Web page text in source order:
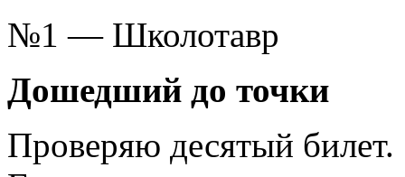
№1 — Школотавр
Дошедший до точки
Проверяю десятый билет.